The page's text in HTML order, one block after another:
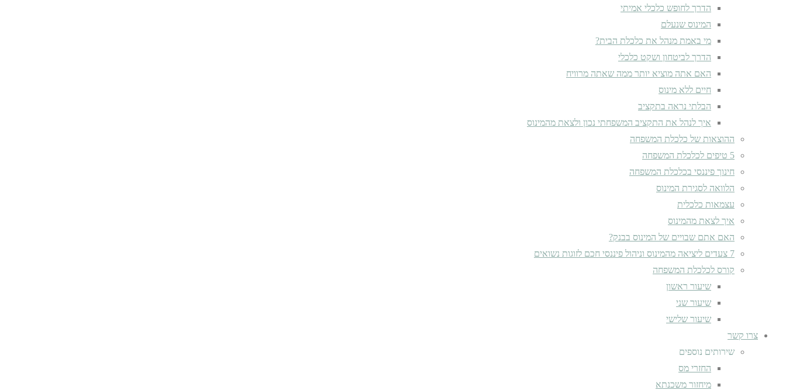
הדרך לחופש כלכלי אמיתי
המינוס שנעלם
מי באמת מנהל את כלכלת הבית?
הדרך לביטחון ושקט כלכלי
האם אתה מוציא יותר ממה שאתה מרוויח
חיים ללא מינוס
הבלתי נראה בתקציב
איך לנהל את התקציב המשפחתי נכון ולצאת מהמינוס
ההוצאות של כלכלת המשפחה
5 טיפים לכלכלת המשפחה
חינוך פיננסי בכלכלת המשפחה
הלוואה לסגירת המינוס
עצמאות כלכלית
איך לצאת מהמינוס
האם אתם שבויים של המינוס בבנק?
7 צעדים ליציאה מהמינוס וניהול פיננסי חכם לזוגות נשואים
קורס לכלכלת המשפחה
שיעור ראשון
שיעור שני
שיעור שלישי
צרו קשר
שירותים נוספים
החזרי מס
מיחזור משכנתא